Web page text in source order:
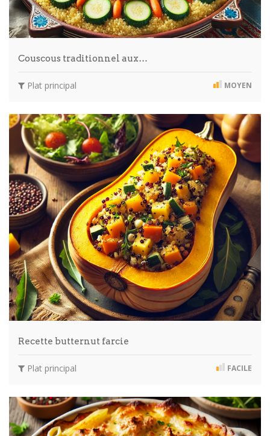
Couscous traditionnel aux…
Plat principal MOYEN
Recette butternut farcie
Plat principal FACILE